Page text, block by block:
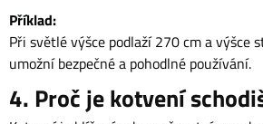
Příklad:
Při světlé výšce podlaží 270 cm a výšce
umožní bezpečné a pohodlné používání.
4. Proč je kotvení